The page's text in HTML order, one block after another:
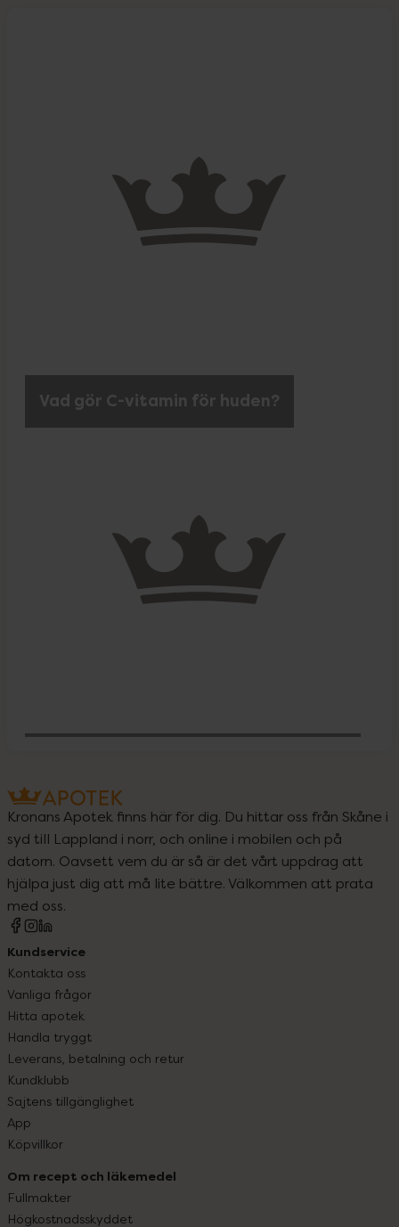
Vad gör C-vitamin för huden?
Kronans Apotek finns här för dig. Du hittar oss från Skåne i
syd till Lappland i norr, och online i mobilen och på
datorn. Oavsett vem du är så är det vårt uppdrag att
hjälpa just dig att må lite bättre. Välkommen att prata
med oss.
Kundservice
Kontakta oss
Vanliga frågor
Hitta apotek
Handla tryggt
Leverans, betalning och retur
Kundklubb
Sajtens tillgänglighet
App
Köpvillkor
Om recept och läkemedel
Fullmakter
Högkostnadsskyddet